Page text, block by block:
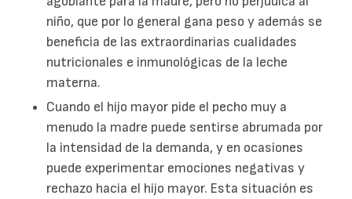
niño, que por lo general gana peso y además se
beneficia de las extraordinarias cualidades
nutricionales e inmunológicas de la leche
materna.
Cuando el hijo mayor pide el pecho muy a
menudo la madre puede sentirse abrumada por
la intensidad de la demanda, y en ocasiones
puede experimentar emociones negativas y
rechazo hacia el hijo mayor. Esta situación es